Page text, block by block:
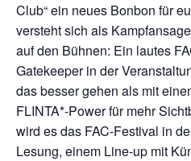
Club“ ein neues Bonbon für
versteht sich als
auf den Bühnen: Ein lautes
Gatekeeper in der
das besser gehen als mit
FLINTA*-Power für mehr
wird es das FAC-Festival in
Lesung, einem Line-up mit